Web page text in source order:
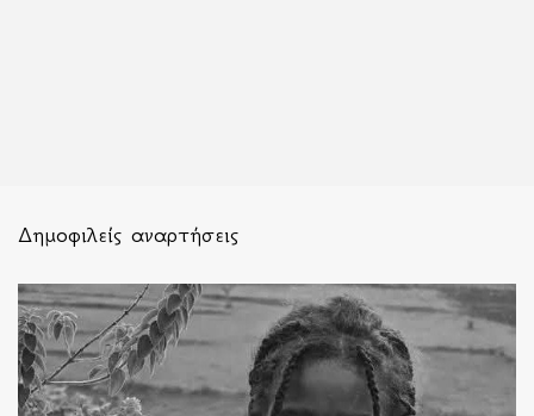
Δημοφιλείς αναρτήσεις